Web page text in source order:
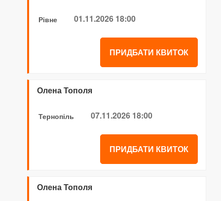
Рівне 01.11.2026 18:00
ПРИДБАТИ КВИТОК
Олена Тополя
Тернопіль 07.11.2026 18:00
ПРИДБАТИ КВИТОК
Олена Тополя